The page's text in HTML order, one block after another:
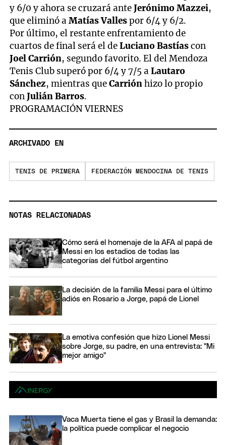
y 6/0 y ahora se cruzará anteJerónimo Mazzei,
que eliminó aMatías Vallespor 6/4 y 6/2.
Por último, el restante enfrentamiento de
cuartos de final será el deLuciano Bastíascon
Joel Carrión, segundo favorito. El del Mendoza
Tenis Club superó por 6/4 y 7/5 aLautaro
Sánchez, mientras queCarriónhizo lo propio
conJulián Barros.
PROGRAMACIÓN VIERNES
ARCHIVADO EN
TENIS DE PRIMERA FEDERACIÓN MENDOCINA DE TENIS
NOTAS RELACIONADAS
Cómo será el homenaje de la AFA al papá de
Messi en los estadios de todas las
categorías del fútbol argentino
La decisión de la familia Messi para el último
adiós en Rosario a Jorge, papá de Lionel
La emotiva confesión que hizo Lionel Messi
sobre Jorge, su padre, en una entrevista: "Mi
mejor amigo"
Vaca Muerta tiene el gas y Brasil la demanda:
la política puede complicar el negocio